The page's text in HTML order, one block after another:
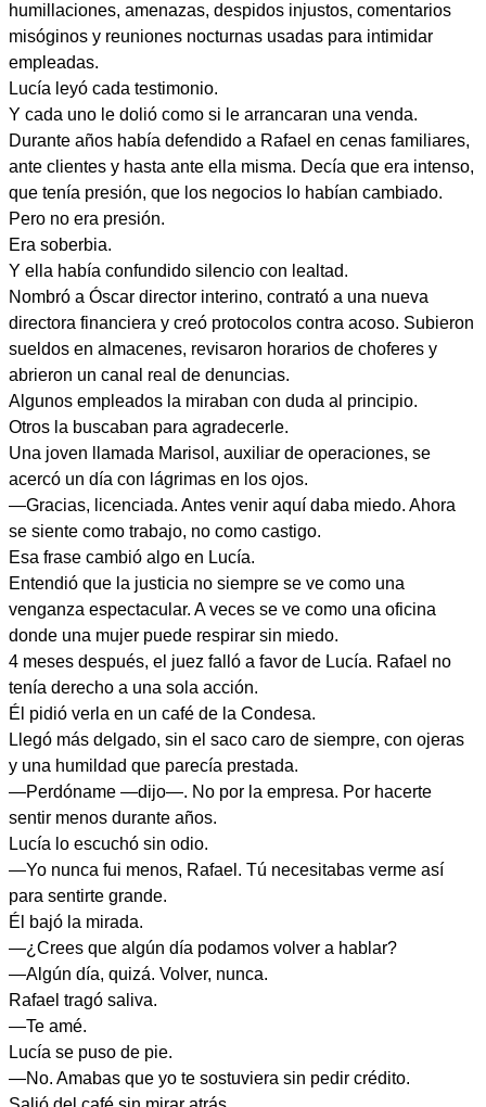
humillaciones, amenazas, despidos injustos, comentarios
misóginos y reuniones nocturnas usadas para intimidar
empleadas.
Lucía leyó cada testimonio.
Y cada uno le dolió como si le arrancaran una venda.
Durante años había defendido a Rafael en cenas familiares,
ante clientes y hasta ante ella misma. Decía que era intenso,
que tenía presión, que los negocios lo habían cambiado.
Pero no era presión.
Era soberbia.
Y ella había confundido silencio con lealtad.
Nombró a Óscar director interino, contrató a una nueva
directora financiera y creó protocolos contra acoso. Subieron
sueldos en almacenes, revisaron horarios de choferes y
abrieron un canal real de denuncias.
Algunos empleados la miraban con duda al principio.
Otros la buscaban para agradecerle.
Una joven llamada Marisol, auxiliar de operaciones, se
acercó un día con lágrimas en los ojos.
—Gracias, licenciada. Antes venir aquí daba miedo. Ahora
se siente como trabajo, no como castigo.
Esa frase cambió algo en Lucía.
Entendió que la justicia no siempre se ve como una
venganza espectacular. A veces se ve como una oficina
donde una mujer puede respirar sin miedo.
4 meses después, el juez falló a favor de Lucía. Rafael no
tenía derecho a una sola acción.
Él pidió verla en un café de la Condesa.
Llegó más delgado, sin el saco caro de siempre, con ojeras
y una humildad que parecía prestada.
—Perdóname —dijo—. No por la empresa. Por hacerte
sentir menos durante años.
Lucía lo escuchó sin odio.
—Yo nunca fui menos, Rafael. Tú necesitabas verme así
para sentirte grande.
Él bajó la mirada.
—¿Crees que algún día podamos volver a hablar?
—Algún día, quizá. Volver, nunca.
Rafael tragó saliva.
—Te amé.
Lucía se puso de pie.
—No. Amabas que yo te sostuviera sin pedir crédito.